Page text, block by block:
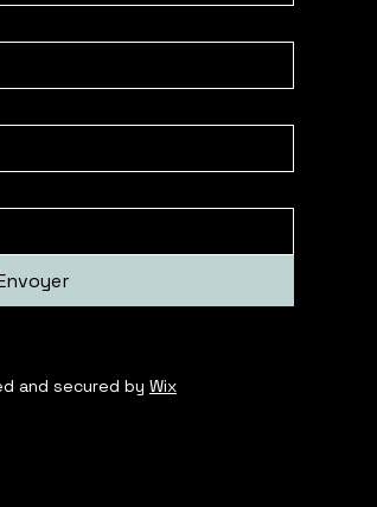
and secured by Wix